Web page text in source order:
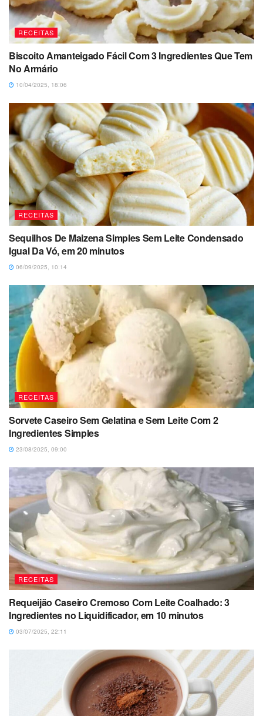
RECEITAS
Biscoito Amanteigado Fácil Com 3 Ingredientes Que Tem
No Armário
10/04/2025, 18:06
RECEITAS
Sequilhos De Maizena Simples Sem Leite Condensado
Igual Da Vó, em 20 minutos
06/09/2025, 10:14
RECEITAS
Sorvete Caseiro Sem Gelatina e Sem Leite Com 2
Ingredientes Simples
23/08/2025, 09:00
RECEITAS
Requeijão Caseiro Cremoso Com Leite Coalhado: 3
Ingredientes no Liquidificador, em 10 minutos
03/07/2025, 22:11